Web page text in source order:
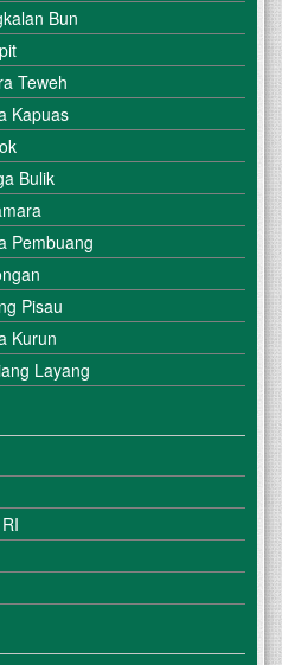
Bun
Teweh
Kapuas
Bulik
Pembuang
Pisau
Kurun
Layang